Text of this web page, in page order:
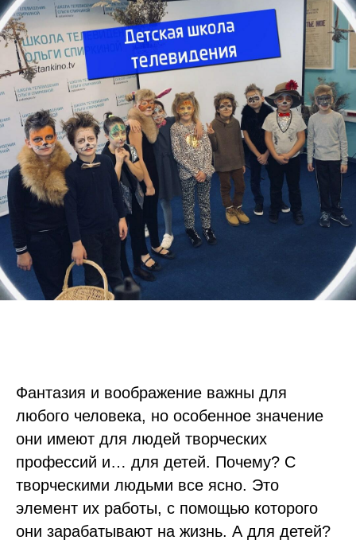
Фантазия и воображение важны для
любого человека, но особенное значение
они имеют для людей творческих
профессий и… для детей. Почему? С
творческими людьми все ясно. Это
элемент их работы, с помощью которого
они зарабатывают на жизнь. А для детей?